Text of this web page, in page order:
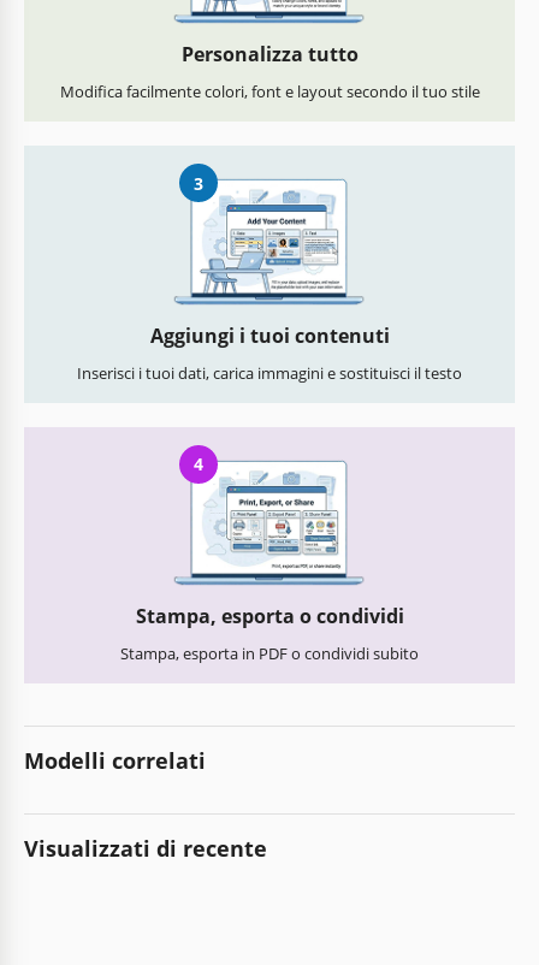
Personalizza tutto
Modifica facilmente colori, font e layout secondo il tuo stile
3
Aggiungi i tuoi contenuti
Inserisci i tuoi dati, carica immagini e sostituisci il testo
4
Stampa, esporta o condividi
Stampa, esporta in PDF o condividi subito
Modelli correlati
Visualizzati di recente